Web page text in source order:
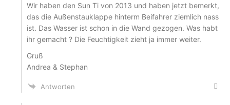
Wir haben den Sun Ti von 2013 und haben jetzt bemerkt,
das die Außenstauklappe hinterm Beifahrer ziemlich nass
ist. Das Wasser ist schon in die Wand gezogen. Was habt
ihr gemacht ? Die Feuchtigkeit zieht ja immer weiter.
Gruß
Andrea & Stephan
Antworten